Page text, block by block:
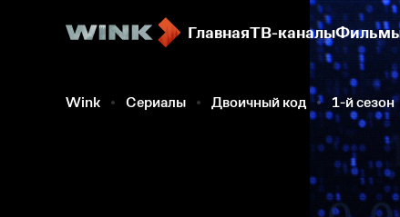
ГлавнаяТВ-каналы
Wink Сериалы Двоичный код 1-й сезон